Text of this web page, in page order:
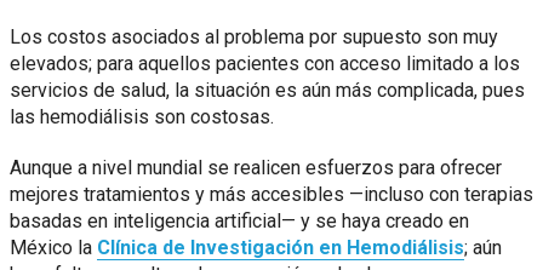
Los costos asociados al problema por supuesto son muy
elevados; para aquellos pacientes con acceso limitado a los
servicios de salud, la situación es aún más complicada, pues
las hemodiálisis son costosas.
Aunque a nivel mundial se realicen esfuerzos para ofrecer
mejores tratamientos y más accesibles —incluso con terapias
basadas en inteligencia artificial— y se haya creado en
México la Clínica de Investigación en Hemodiálisis; aún